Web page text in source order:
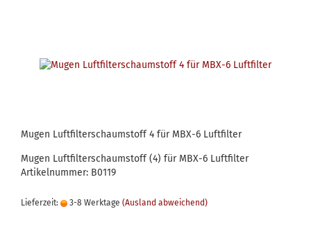
Mugen Luftfilterschaumstoff 4 für MBX-6 Luftfilter
Mugen Luftfilterschaumstoff (4) für MBX-6 Luftfilter
Artikelnummer: B0119
Lieferzeit: 3-8 Werktage (Ausland abweichend)